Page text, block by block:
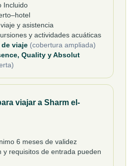
Incluido
y asistencia
y actividades acuáticas
viaje (cobertura ampliada)
Quality y Absolut
viajar a Sharm el-
6 meses de validez
y requisitos de entrada pueden